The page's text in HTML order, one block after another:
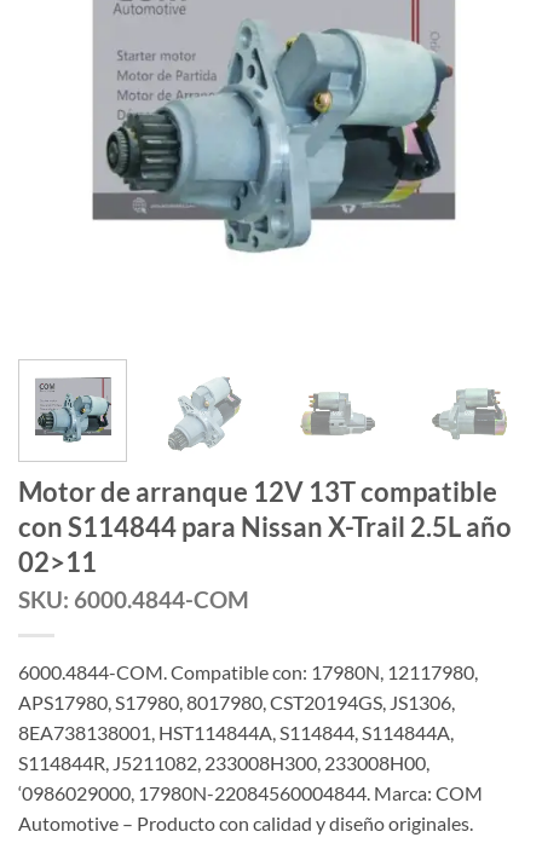
Motor de arranque 12V 13T compatible
con S114844 para Nissan X-Trail 2.5L año
02>11
SKU: 6000.4844-COM
6000.4844-COM. Compatible con: 17980N, 12117980,
APS17980, S17980, 8017980, CST20194GS, JS1306,
8EA738138001, HST114844A, S114844, S114844A,
S114844R, J5211082, 233008H300, 233008H00,
‘0986029000, 17980N-22084560004844. Marca: COM
Automotive – Producto con calidad y diseño originales.